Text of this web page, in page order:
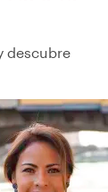
descubre